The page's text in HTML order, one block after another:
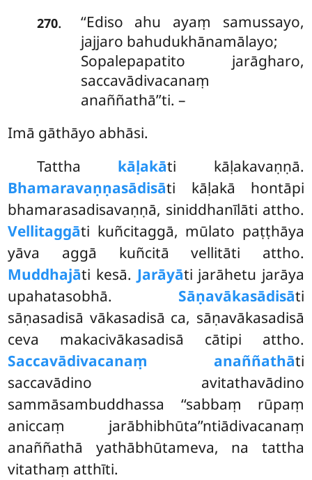
270.
‘‘Ediso ahu ayaṃ samussayo,
jajjaro bahudukhānamālayo;
Sopalepapatito jarāgharo,
saccavādivacanaṃ
anaññathā’’ti. –
Imā gāthāyo abhāsi.
Tattha kāḷakāti kāḷakavaṇṇā.
Bhamaravaṇṇasādisāti kāḷakā hontāpi
bhamarasadisavaṇṇā, siniddhanīlāti attho.
Vellitaggāti kuñcitaggā, mūlato paṭṭhāya
yāva aggā kuñcitā vellitāti attho.
Muddhajāti kesā. Jarāyāti jarāhetu jarāya
upahatasobhā. Sāṇavākasādisāti
sāṇasadisā vākasadisā ca, sāṇavākasadisā
ceva makacivākasadisā cātipi attho.
Saccavādivacanaṃ anaññathāti
saccavādino avitathavādino
sammāsambuddhassa ‘‘sabbaṃ rūpaṃ
aniccaṃ jarābhibhūta’’ntiādivacanaṃ
anaññathā yathābhūtameva, na tattha
vitathaṃ atthīti.